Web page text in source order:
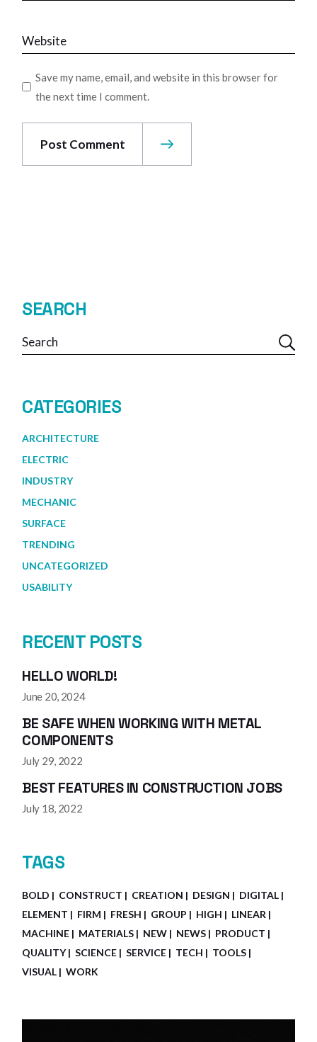
Save my name, email, and website in this browser for
the next time I comment.
Post Comment
SEARCH
CATEGORIES
ARCHITECTURE
ELECTRIC
INDUSTRY
MECHANIC
SURFACE
TRENDING
UNCATEGORIZED
USABILITY
RECENT POSTS
HELLO WORLD!
June 20, 2024
BE SAFE WHEN WORKING WITH METAL
COMPONENTS
July 29, 2022
BEST FEATURES IN CONSTRUCTION JOBS
July 18, 2022
TAGS
BOLD CONSTRUCT CREATION DESIGN
DIGITAL
ELEMENT
FIRM FRESH GROUP HIGH
LINEAR
MACHINE
MATERIALS NEW NEWS
PRODUCT
QUALITY
SCIENCE SERVICE TECH
TOOLS
VISUAL
WORK